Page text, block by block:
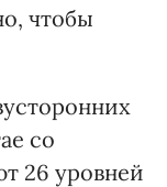
чтобы
со
26 уровней